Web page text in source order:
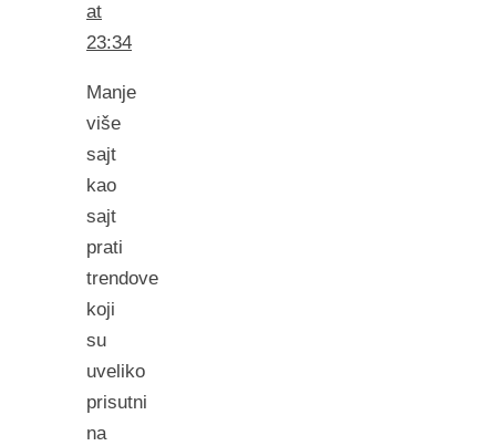
at
23:34
Manje
više
sajt
kao
sajt
prati
trendove
koji
su
uveliko
prisutni
na